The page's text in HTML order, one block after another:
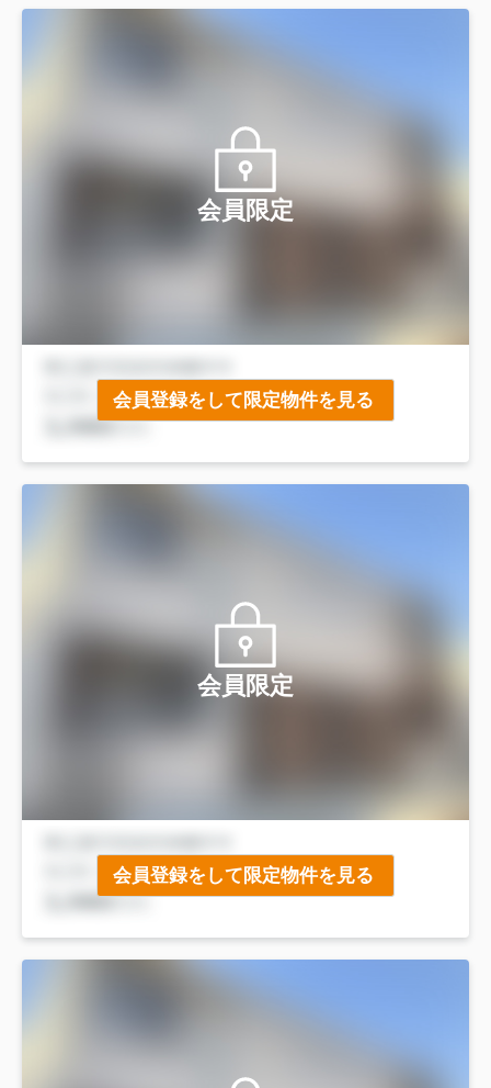
会員限定
会員登録をして限定物件を見る
会員限定
会員登録をして限定物件を見る